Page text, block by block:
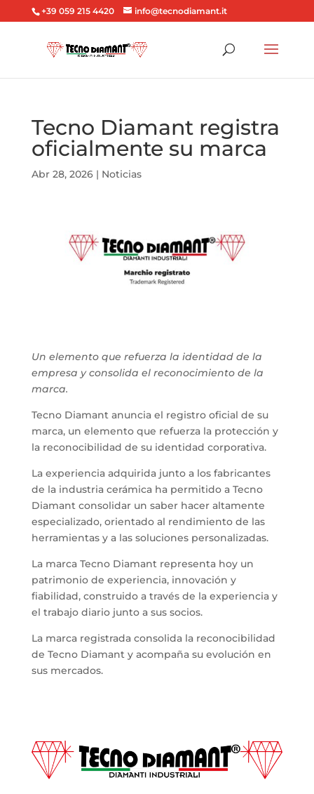
+39 059 215 4420 info@tecnodiamant.it
Tecno Diamant registra
oficialmente su marca
Abr 28, 2026| Noticias
Un elemento que refuerza la identidad de la
empresa y consolida el reconocimiento de la
marca.
Tecno Diamant anuncia el registro oficial de su
marca, un elemento que refuerza la protección y
la reconocibilidad de su identidad corporativa.
La experiencia adquirida junto a los fabricantes
de la industria cerámica ha permitido a Tecno
Diamant consolidar un saber hacer altamente
especializado, orientado al rendimiento de las
herramientas y a las soluciones personalizadas.
La marca Tecno Diamant representa hoy un
patrimonio de experiencia, innovación y
fiabilidad, construido a través de la experiencia y
el trabajo diario junto a sus socios.
La marca registrada consolida la reconocibilidad
de Tecno Diamant y acompaña su evolución en
sus mercados.